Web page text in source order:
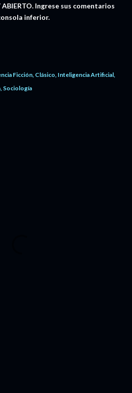
ABIERTO. Ingrese sus comentarios
inferior.
Ficción Clásico Inteligencia Artificial
Sociología